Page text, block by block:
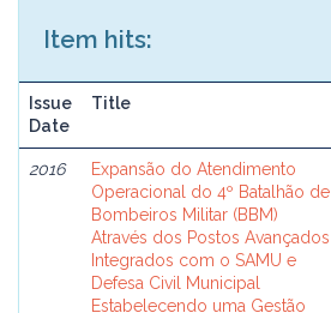
Item hits:
Issue
Date
Title
2016
Expansão do Atendimento
Operacional do 4º Batalhão de
Bombeiros Militar (BBM)
Através dos Postos Avançados
Integrados com o SAMU e
Defesa Civil Municipal
Estabelecendo uma Gestão